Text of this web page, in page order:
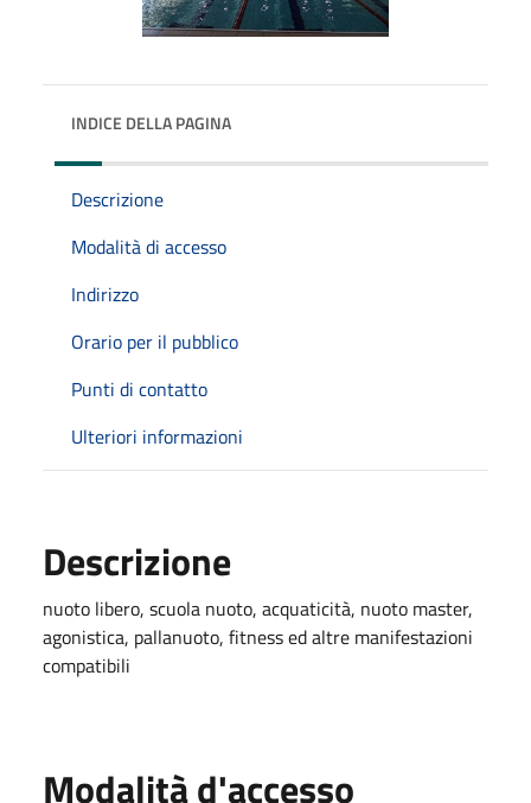
INDICE DELLA PAGINA
Descrizione
Modalità di accesso
Indirizzo
Orario per il pubblico
Punti di contatto
Ulteriori informazioni
Descrizione
nuoto libero, scuola nuoto, acquaticità, nuoto master,
agonistica, pallanuoto, fitness ed altre manifestazioni
compatibili
Modalità d'accesso